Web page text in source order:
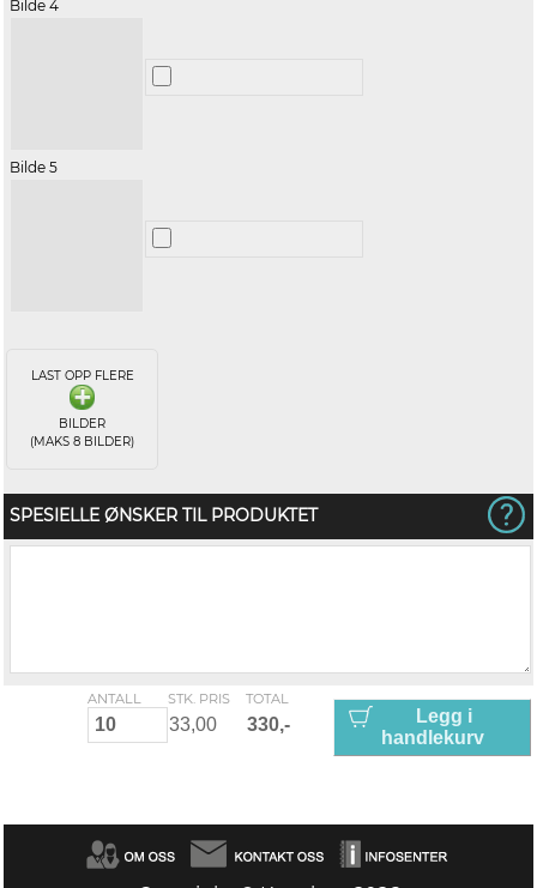
Bilde 4
Bilde 5
LAST OPP FLERE
BILDER
(MAKS 8 BILDER)
SPESIELLE ØNSKER TIL PRODUKTET
ANTALL STK. PRIS TOTAL
Legg i
handlekurv